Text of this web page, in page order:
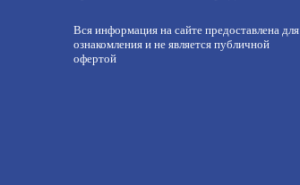
Вся информация на сайте предоставлена для
ознакомления и не является публичной
офертой